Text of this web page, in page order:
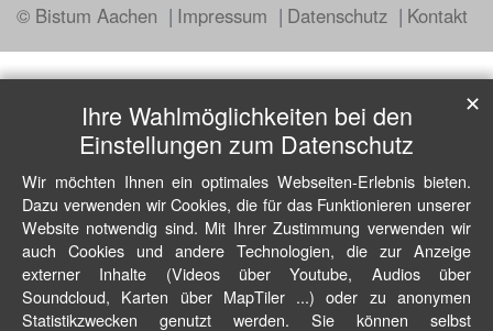
© Bistum Aachen Impressum Datenschutz Kontakt
Ihre Wahlmöglichkeiten bei den
Einstellungen zum Datenschutz
Wir möchten Ihnen ein optimales Webseiten-Erlebnis bieten.
Dazu verwenden wir Cookies, die für das Funktionieren unserer
Website notwendig sind. Mit Ihrer Zustimmung verwenden wir
auch Cookies und andere Technologien, die zur Anzeige
externer Inhalte (Videos über Youtube, Audios über
Soundcloud, Karten über MapTiler ...) oder zu anonymen
Statistikzwecken genutzt werden. Sie können selbst
✕